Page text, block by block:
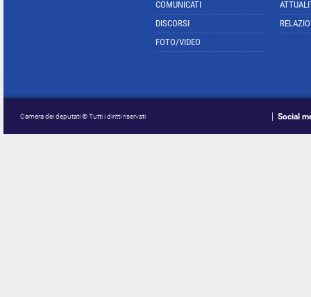
COMUNICATI
DISCORSI
FOTO/VIDEO
Camera dei deputati © Tutti i diritti riservati Social